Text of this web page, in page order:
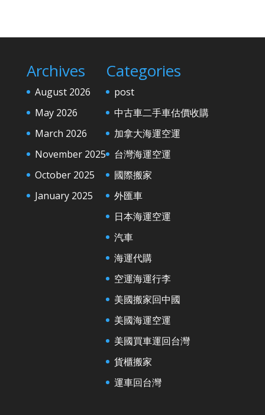
Archives
August 2026
May 2026
March 2026
November 2025
October 2025
January 2025
Categories
post
中古車二手車估價收購
加拿大海運空運
台灣海運空運
國際搬家
外匯車
日本海運空運
汽車
海運代購
空運海運行李
美國搬家回中國
美國海運空運
美國買車運回台灣
貨櫃搬家
運車回台灣